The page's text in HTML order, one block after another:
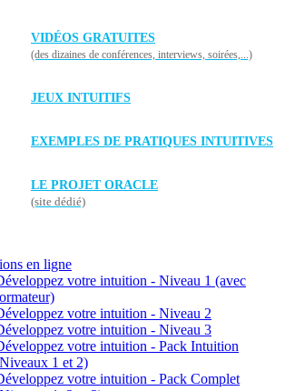
VIDÉOS GRATUITES
(des dizaines de conférences, interviews, soirées,...)
JEUX INTUITIFS
EXEMPLES DE PRATIQUES INTUITIVES
LE PROJET ORACLE
(site dédié)
en ligne
votre intuition - Niveau 1 (avec
votre intuition - Niveau 2
votre intuition - Niveau 3
votre intuition - Pack Intuition
1 et 2)
votre intuition - Pack Complet